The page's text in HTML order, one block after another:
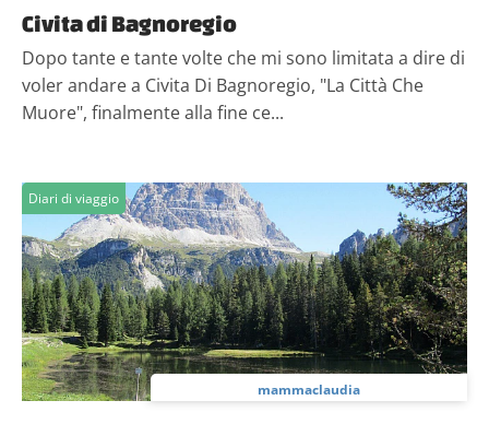
Civita di Bagnoregio
Dopo tante e tante volte che mi sono limitata a dire di
voler andare a Civita Di Bagnoregio, "La Città Che
Muore", finalmente alla fine ce...
Diari di viaggio
mammaclaudia